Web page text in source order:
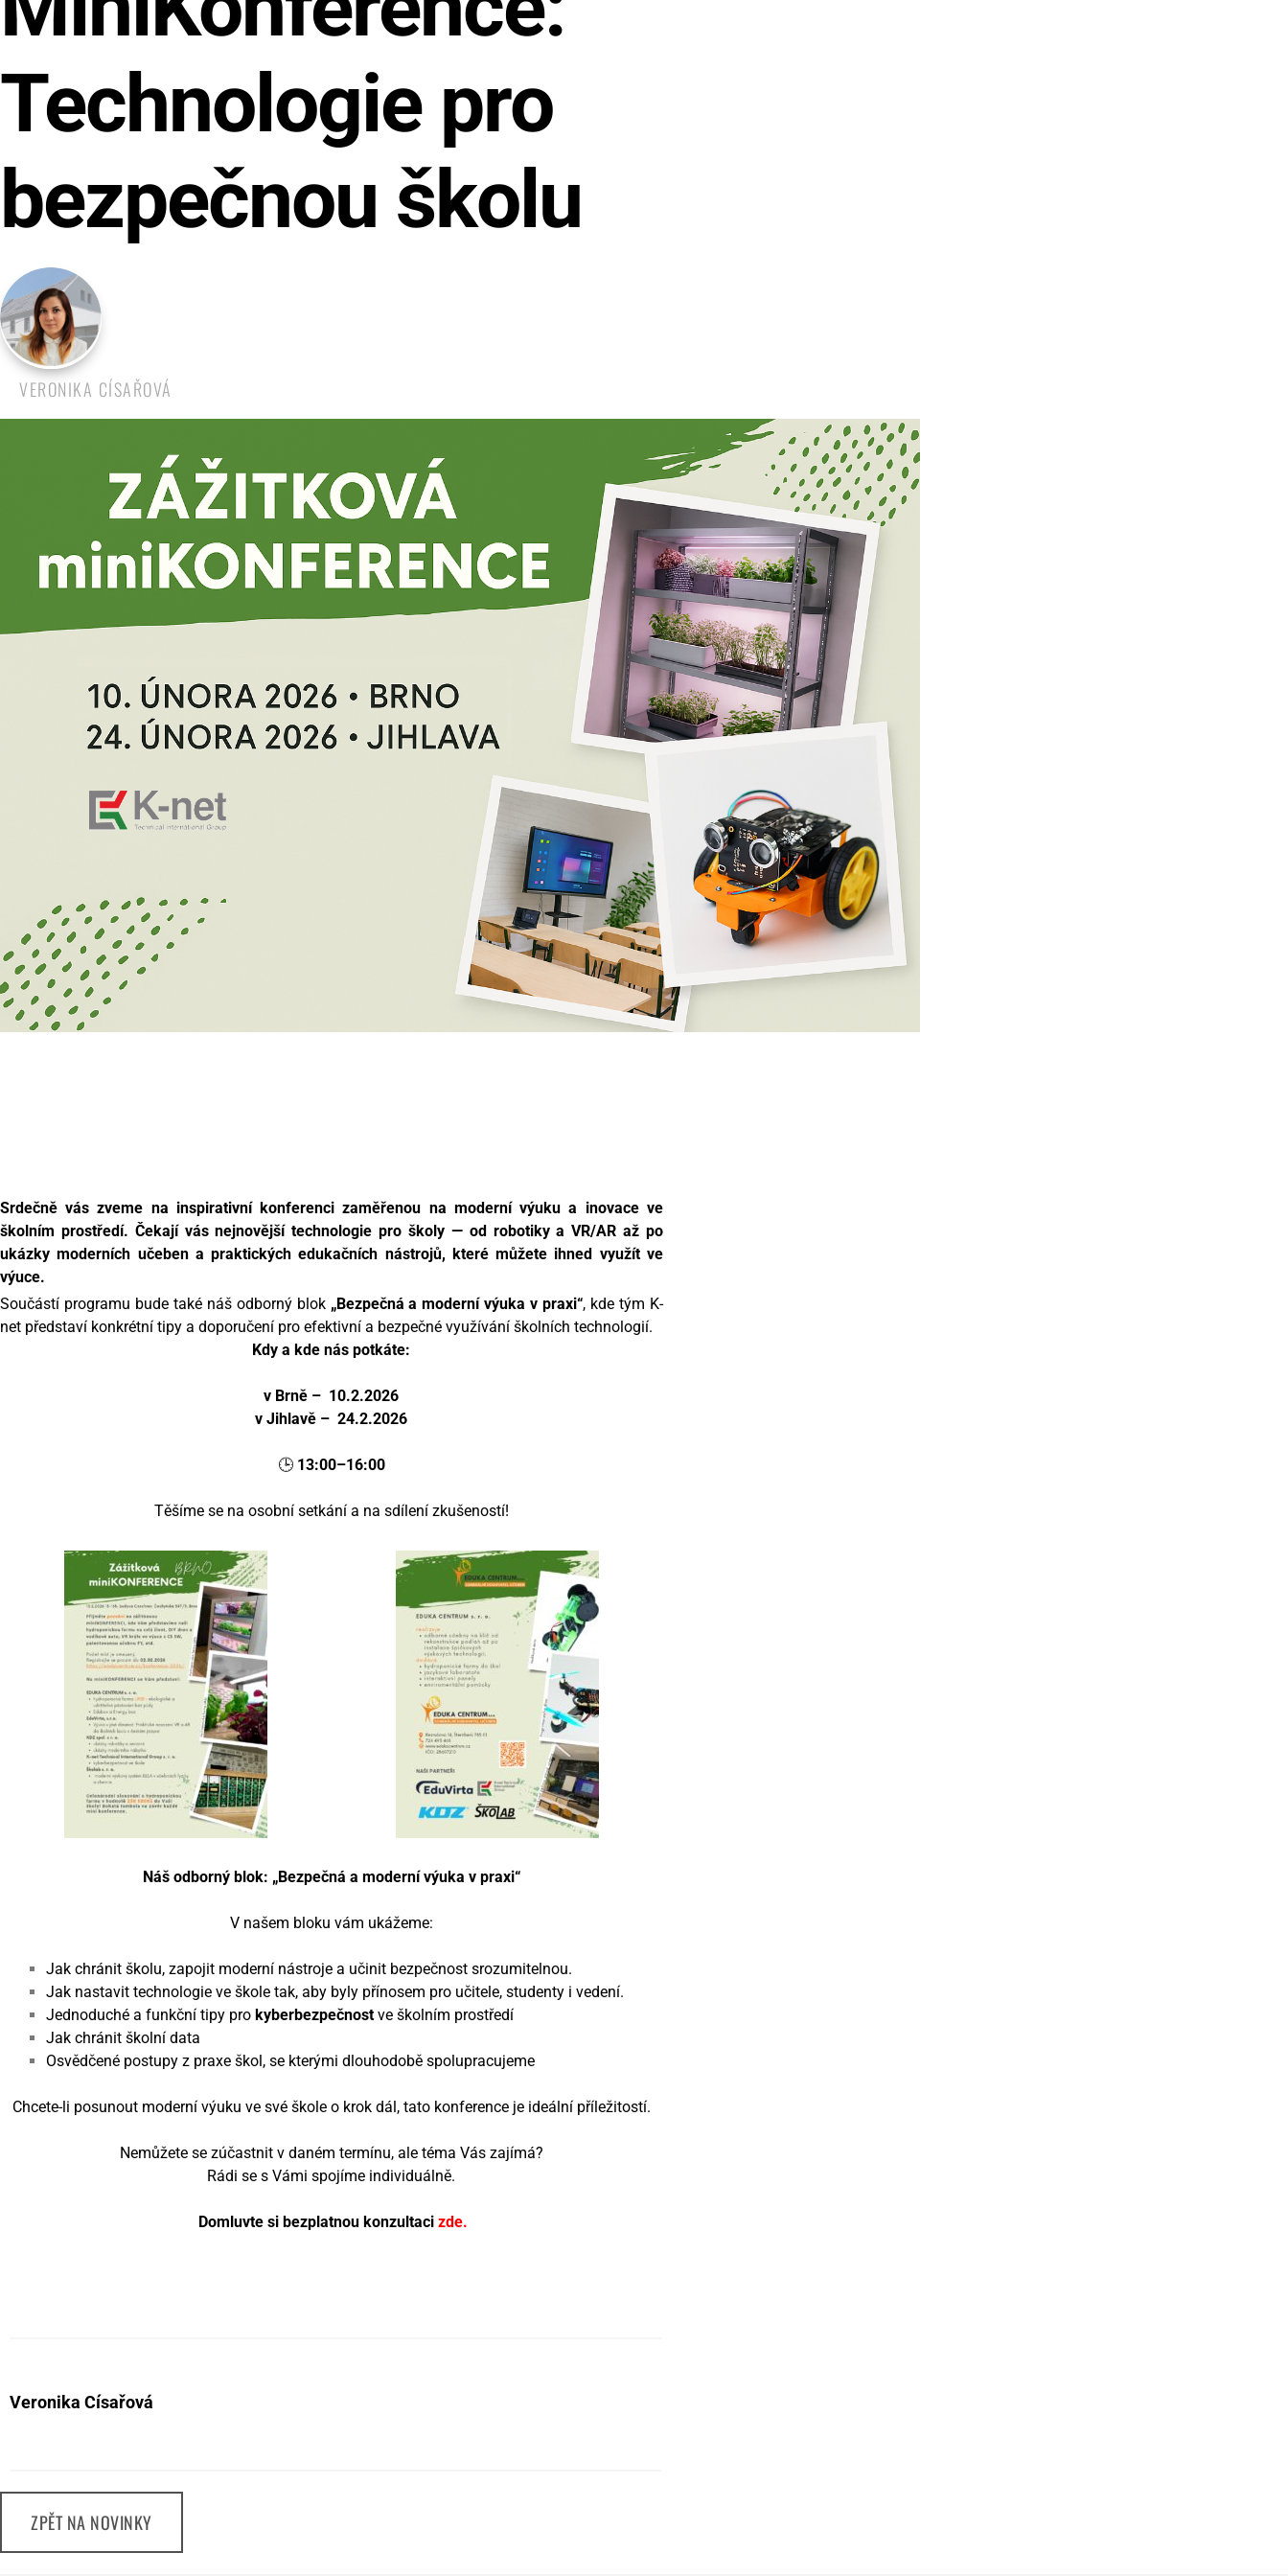
Technologie pro
bezpečnou školu
VERONIKA CÍSAŘOVÁ
Srdečně vás zveme na inspirativní konferenci zaměřenou na moderní výuku a inovace ve
školním prostředí. Čekají vás nejnovější technologie pro školy — od robotiky a VR/AR až po
ukázky moderních učeben a praktických edukačních nástrojů, které můžete ihned využít ve
výuce.
Součástí programu bude také náš odborný blok „Bezpečná a moderní výuka v praxi“, kde tým K-
net představí konkrétní tipy a doporučení pro efektivní a bezpečné využívání školních technologií.
Kdy a kde nás potkáte:
v Brně – 10.2.2026
v Jihlavě – 24.2.2026
🕒 13:00–16:00
Těšíme se na osobní setkání a na sdílení zkušeností!
Náš odborný blok: „Bezpečná a moderní výuka v praxi“
V našem bloku vám ukážeme:
Jak chránit školu, zapojit moderní nástroje a učinit bezpečnost srozumitelnou.
Jak nastavit technologie ve škole tak, aby byly přínosem pro učitele, studenty i vedení.
Jednoduché a funkční tipy pro kyberbezpečnost ve školním prostředí
Jak chránit školní data
Osvědčené postupy z praxe škol, se kterými dlouhodobě spolupracujeme
Chcete-li posunout moderní výuku ve své škole o krok dál, tato konference je ideální příležitostí.
Nemůžete se zúčastnit v daném termínu, ale téma Vás zajímá?
Rádi se s Vámi spojíme individuálně.
Domluvte si bezplatnou konzultacizde.
Veronika Císařová
ZPĚT NA NOVINKY